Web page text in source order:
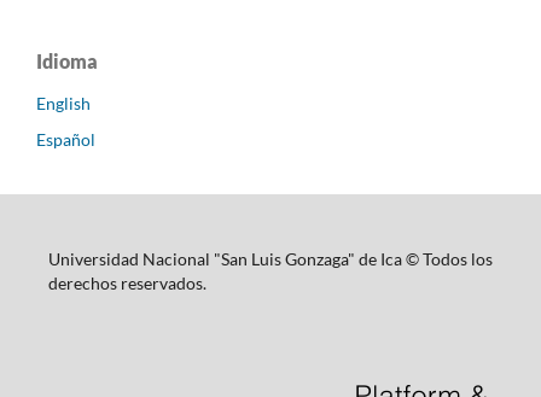
Idioma
English
Español
Universidad Nacional "San Luis Gonzaga" de Ica © Todos los
derechos reservados.